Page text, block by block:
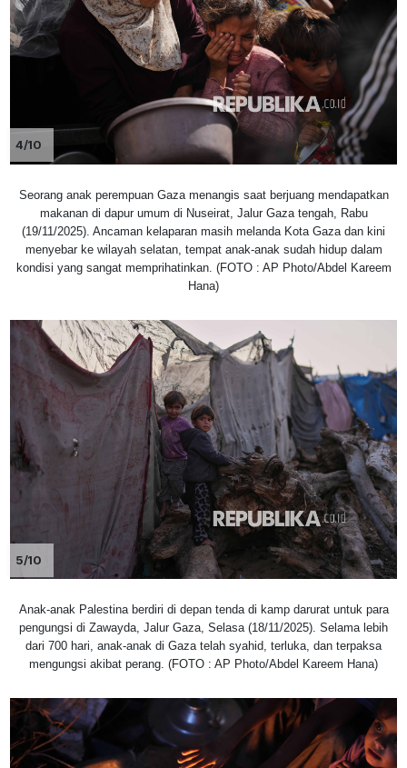
4/10
Seorang anak perempuan Gaza menangis saat berjuang mendapatkan
makanan di dapur umum di Nuseirat, Jalur Gaza tengah, Rabu
(19/11/2025). Ancaman kelaparan masih melanda Kota Gaza dan kini
menyebar ke wilayah selatan, tempat anak-anak sudah hidup dalam
kondisi yang sangat memprihatinkan. (FOTO : AP Photo/Abdel Kareem
Hana)
5/10
Anak-anak Palestina berdiri di depan tenda di kamp darurat untuk para
pengungsi di Zawayda, Jalur Gaza, Selasa (18/11/2025). Selama lebih
dari 700 hari, anak-anak di Gaza telah syahid, terluka, dan terpaksa
mengungsi akibat perang. (FOTO : AP Photo/Abdel Kareem Hana)